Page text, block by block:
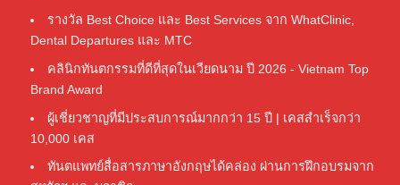
รางวัล Best Choice และ Best Services จาก WhatClinic,
Dental Departures และ MTC
คลินิกทันตกรรมที่ดีที่สุดในเวียดนาม ปี 2026 - Vietnam Top
Brand Award
ผู้เชี่ยวชาญที่มีประสบการณ์มากกว่า 15 ปี | เคสสำเร็จกว่า
10,000 เคส
ทันตแพทย์สื่อสารภาษาอังกฤษได้คล่อง ผ่านการฝึกอบรมจาก